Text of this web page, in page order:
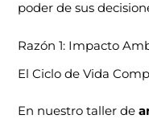
poder de sus
Razón 1: Impacto
El Ciclo de Vida
En nuestro taller de